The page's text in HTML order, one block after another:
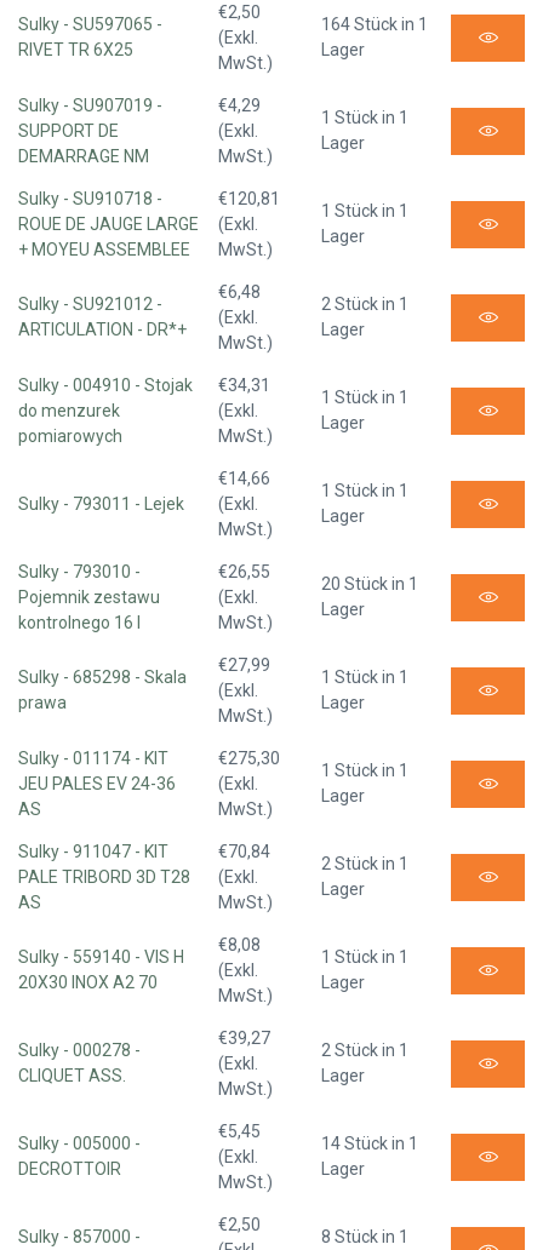
Sulky - SU597065 -
RIVET TR 6X25
€2,50
(Exkl.
MwSt.)
164 Stück in 1
Lager
Sulky - SU907019 -
SUPPORT DE
DEMARRAGE NM
€4,29
(Exkl.
MwSt.)
1 Stück in 1
Lager
Sulky - SU910718 -
ROUE DE JAUGE LARGE
+ MOYEU ASSEMBLEE
€120,81
(Exkl.
MwSt.)
1 Stück in 1
Lager
Sulky - SU921012 -
ARTICULATION - DR*+
€6,48
(Exkl.
MwSt.)
2 Stück in 1
Lager
Sulky - 004910 - Stojak
do menzurek
pomiarowych
€34,31
(Exkl.
MwSt.)
1 Stück in 1
Lager
Sulky - 793011 - Lejek
€14,66
(Exkl.
MwSt.)
1 Stück in 1
Lager
Sulky - 793010 -
Pojemnik zestawu
kontrolnego 16 l
€26,55
(Exkl.
MwSt.)
20 Stück in 1
Lager
Sulky - 685298 - Skala
prawa
€27,99
(Exkl.
MwSt.)
1 Stück in 1
Lager
Sulky - 011174 - KIT
JEU PALES EV 24-36
AS
€275,30
(Exkl.
MwSt.)
1 Stück in 1
Lager
Sulky - 911047 - KIT
PALE TRIBORD 3D T28
AS
€70,84
(Exkl.
MwSt.)
2 Stück in 1
Lager
Sulky - 559140 - VIS H
20X30 INOX A2 70
€8,08
(Exkl.
MwSt.)
1 Stück in 1
Lager
Sulky - 000278 -
CLIQUET ASS.
€39,27
(Exkl.
MwSt.)
2 Stück in 1
Lager
Sulky - 005000 -
DECROTTOIR
€5,45
(Exkl.
MwSt.)
14 Stück in 1
Lager
Sulky - 857000 -
€2,50
8 Stück in 1